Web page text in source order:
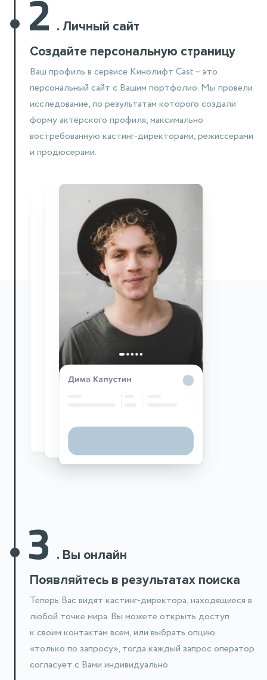
2 . Личный сайт
Создайте персональную страницу
Ваш профиль в сервисе Кинолифт Cast – это
персональный сайт с Вашим портфолио. Мы провели
исследование,по результатам которого создали
форму актёрского профиля, максимально
востребованную кастинг-директорами, режиссерами
и продюсерами.
3 . Вы онлайн
Появляйтесь в результатах поиска
Теперь Вас видят кастинг-директора, находящиеся в
любой точке мира. Вы можете открыть доступ
к своим контактам всем, или выбрать опцию
«только по запросу», тогда каждый запрос оператор
согласует с Вами индивидуально.